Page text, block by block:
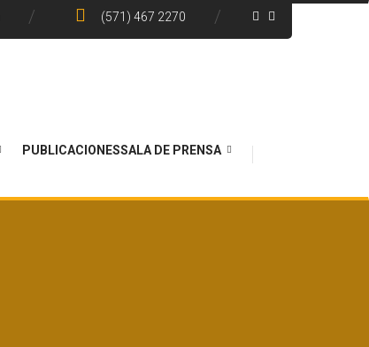
(571) 467 2270
PUBLICACIONESSALA DE PRENSA